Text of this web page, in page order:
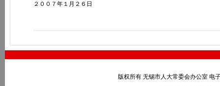
２００７年１月２６日
版权所有 无锡市人大常委会办公室 电